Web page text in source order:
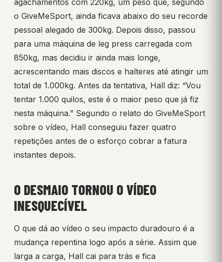
agachamentos com 220kg, um peso que, segundo
o GiveMeSport, ainda ficava abaixo do seu recorde
pessoal alegado de 300kg. Depois disso, passou
para uma máquina de leg press carregada com
850kg, mas decidiu ir ainda mais longe,
acrescentando mais discos e halteres até atingir um
total de 1.000kg. Antes da tentativa, Hall diz: “Vou
tentar 1.000 quilos, este é o maior peso que já fiz
nesta máquina.” Segundo o relato do GiveMeSport
sobre o vídeo, Hall conseguiu fazer quatro
repetições antes de o esforço cobrar a fatura
instantes depois.
O DESMAIO TORNOU O VÍDEO
INESQUECÍVEL
O que dá ao vídeo o seu impacto duradouro é a
mudança repentina logo após a série. Assim que
larga a carga, Hall cai para trás e fica